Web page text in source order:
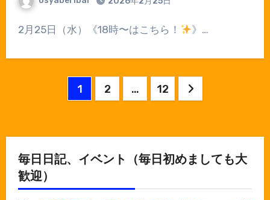
2月25日（水）《18時〜はこちら！ 》…
の
ペ
ー
1 2 … 12
毎日日記、イベント（毎日初めましても大
歓迎）